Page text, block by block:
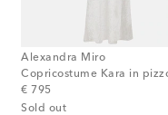
Alexandra Miro
Copricostume Kara in
€ 795
original price
Sold out